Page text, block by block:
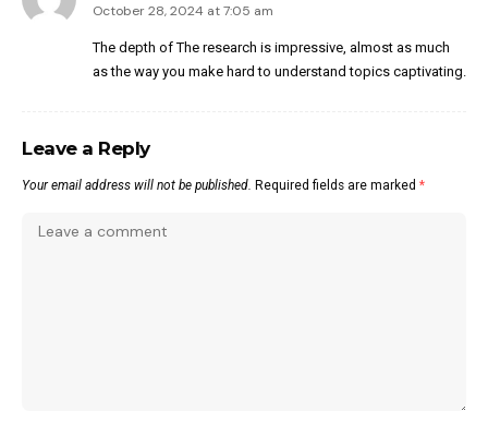
October 28, 2024 at 7:05 am
The depth of The research is impressive, almost as much
as the way you make hard to understand topics captivating.
Leave a Reply
Your email address will not be published. Required fields are marked *